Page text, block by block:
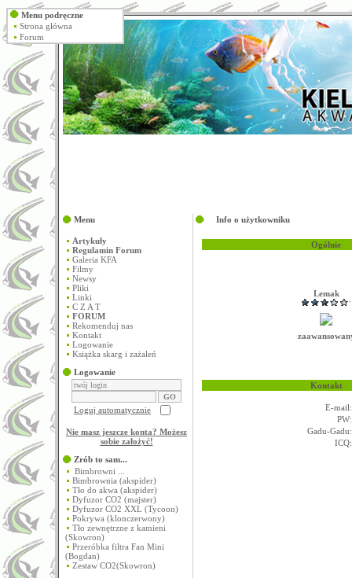
Menu
Artykuły
Regulamin Forum
Galeria KFA
Filmy
Newsy
Pliki
Linki
C Z A T
FORUM
Rekomenduj nas
Kontakt
Logowanie
Książka skarg i zażaleń
Logowanie
Loguj automatycznie
Nie masz jeszcze konta? Możesz
sobie założyć!
Zrób to sam...
Bimbrowni ...
Bimbrownia (akspider)
Tło do akwa (akspider)
Dyfuzor CO2 (majster)
Dyfuzor CO2 XXL (Tycoon)
Pokrywa (klonczerwony)
Tło zewnętrzne z kamieni
(Skowron)
Przeróbka filtra Fan Mini
(Bogdan)
Zestaw CO2(Skowron)
Info o użytkowniku
Ogólnie
Lemak
Kontakt
E-mail:
PW:
Gadu-Gadu:
ICQ:
Menu podręczne
Strona główna
Forum